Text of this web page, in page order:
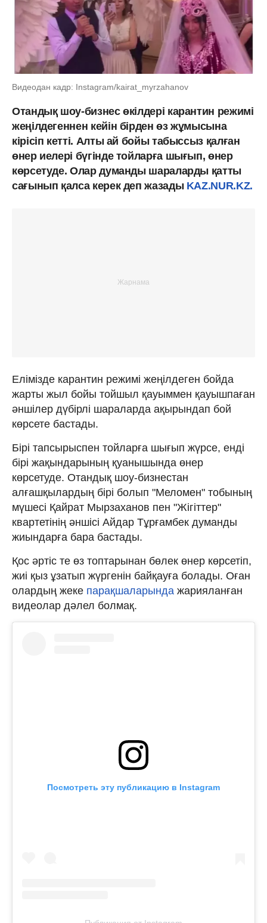
Видеодан кадр: Instagram/kairat_myrzahanov
Отандық шоу-бизнес өкілдері карантин режимі
жеңілдегеннен кейін бірден өз жұмысына
кірісіп кетті. Алты ай бойы табыссыз қалған
өнер иелері бүгінде тойларға шығып, өнер
көрсетуде. Олар думанды шараларды қатты
сағынып қалса керек деп жазадыKAZ.NUR.KZ.
Елімізде карантин режимі жеңілдеген бойда
жарты жыл бойы тойшыл қауыммен қауышпаған
әншілер дүбірлі шараларда ақырындап бой
көрсете бастады.
Бірі тапсырыспен тойларға шығып жүрсе, енді
бірі жақындарының қуанышында өнер
көрсетуде. Отандық шоу-бизнестан
алғашқылардың бірі болып "Меломен" тобының
мүшесі Қайрат Мырзаханов пен "Жігіттер"
квартетінің әншісі Айдар Тұрғамбек думанды
жиындарға бара бастады.
Қос әртіс те өз топтарынан бөлек өнер көрсетіп,
жиі қыз ұзатып жүргенін байқауға болады. Оған
олардың жеке парақшаларында жарияланған
видеолар дәлел болмақ.
Посмотреть эту публикацию в Instagram